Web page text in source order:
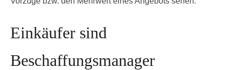
Einkäufer sind
Beschaffungsmanager